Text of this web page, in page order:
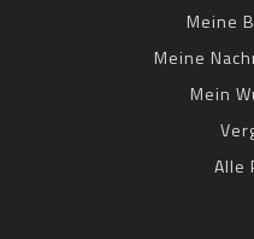
Meine
Meine
Mein
Alle